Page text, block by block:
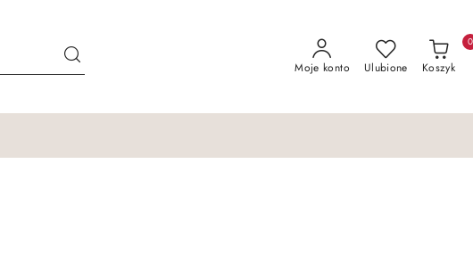
Moje konto Ulubione Koszyk
0